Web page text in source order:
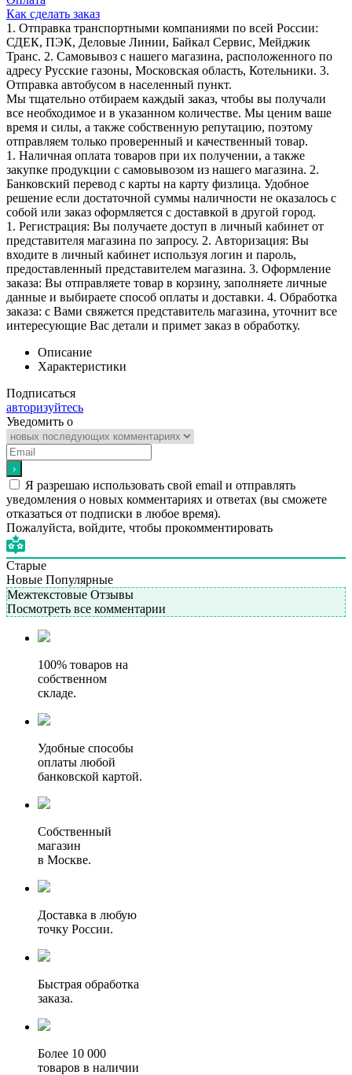
Как сделать заказ
1. Отправка транспортными компаниями по всей России:
СДЕК, ПЭК, Деловые Линии, Байкал Сервис, Мейджик
Транс. 2. Самовывоз с нашего магазина, расположенного по
адресу Русские газоны, Московская область, Котельники. 3.
Отправка автобусом в населенный пункт.
Мы тщательно отбираем каждый заказ, чтобы вы получали
все необходимое и в указанном количестве. Мы ценим ваше
время и силы, а также собственную репутацию, поэтому
отправляем только проверенный и качественный товар.
1. Наличная оплата товаров при их получении, а также
закупке продукции с самовывозом из нашего магазина. 2.
Банковский перевод с карты на карту физлица. Удобное
решение если достаточной суммы наличности не оказалось с
собой или заказ оформляется с доставкой в другой город.
1. Регистрация: Вы получаете доступ в личный кабинет от
представителя магазина по запросу. 2. Авторизация: Вы
входите в личный кабинет используя логин и пароль,
предоставленный представителем магазина. 3. Оформление
заказа: Вы отправляете товар в корзину, заполняете личные
данные и выбираете способ оплаты и доставки. 4. Обработка
заказа: с Вами свяжется представитель магазина, уточнит все
интересующие Вас детали и примет заказ в обработку.
Описание
Характеристики
Подписаться
авторизуйтесь
Уведомить о
Я разрешаю использовать свой email и отправлять
уведомления о новых комментариях и ответах (вы cможете
отказаться от подписки в любое время).
Пожалуйста, войдите, чтобы прокомментировать
Старые
Новые Популярные
Межтекстовые Отзывы
Посмотреть все комментарии
100% товаров на
собственном
складе.
Удобные способы
оплаты любой
банковской картой.
Собственный
магазин
в Москве.
Доставка в любую
точку России.
Быстрая обработка
заказа.
Более 10 000
товаров в наличии